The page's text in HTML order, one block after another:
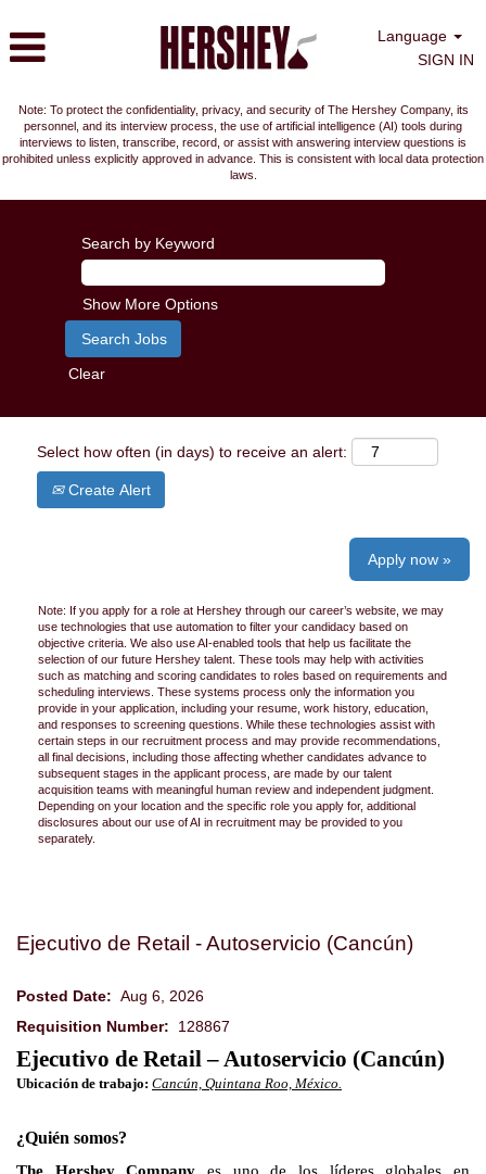
Language
SIGN IN
Note: To protect the confidentiality, privacy, and security of The Hershey Company, its
personnel, and its interview process, the use of artificial intelligence (AI) tools during
interviews to listen, transcribe, record, or assist with answering interview questions is
prohibited unless explicitly approved in advance. This is consistent with local data protection
laws.
Search by Keyword
Show More Options
Clear
Select how often (in days) to receive an alert:
Create Alert
Apply now »
Note: If you apply for a role at Hershey through our career’s website, we may
use technologies that use automation to filter your candidacy based on
objective criteria. We also use AI-enabled tools that help us facilitate the
selection of our future Hershey talent. These tools may help with activities
such as matching and scoring candidates to roles based on requirements and
scheduling interviews. These systems process only the information you
provide in your application, including your resume, work history, education,
and responses to screening questions. While these technologies assist with
certain steps in our recruitment process and may provide recommendations,
all final decisions, including those affecting whether candidates advance to
subsequent stages in the applicant process, are made by our talent
acquisition teams with meaningful human review and independent judgment.
Depending on your location and the specific role you apply for, additional
disclosures about our use of AI in recruitment may be provided to you
separately.
Ejecutivo de Retail - Autoservicio (Cancún)
Posted Date: Aug 6, 2026
Requisition Number: 128867
Ejecutivo de Retail – Autoservicio (Cancún)
Ubicación de trabajo: Cancún, Quintana Roo, México.
¿Quién somos?